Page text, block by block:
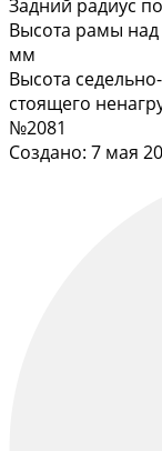
Задний радиус
Высота рамы
мм
Высота
стоящего
№2081
Создано: 7 мая